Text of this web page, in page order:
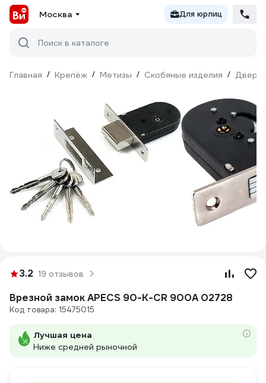
Москва Для юрлиц
Поиск в каталоге
Главная / Крепёж / Метизы / Скобяные изделия /
3.2 19 отзывов
Врезной замок APECS 90-K-CR 900A 02728
Код товара: 15475015
Лучшая цена
Ниже средней рыночной